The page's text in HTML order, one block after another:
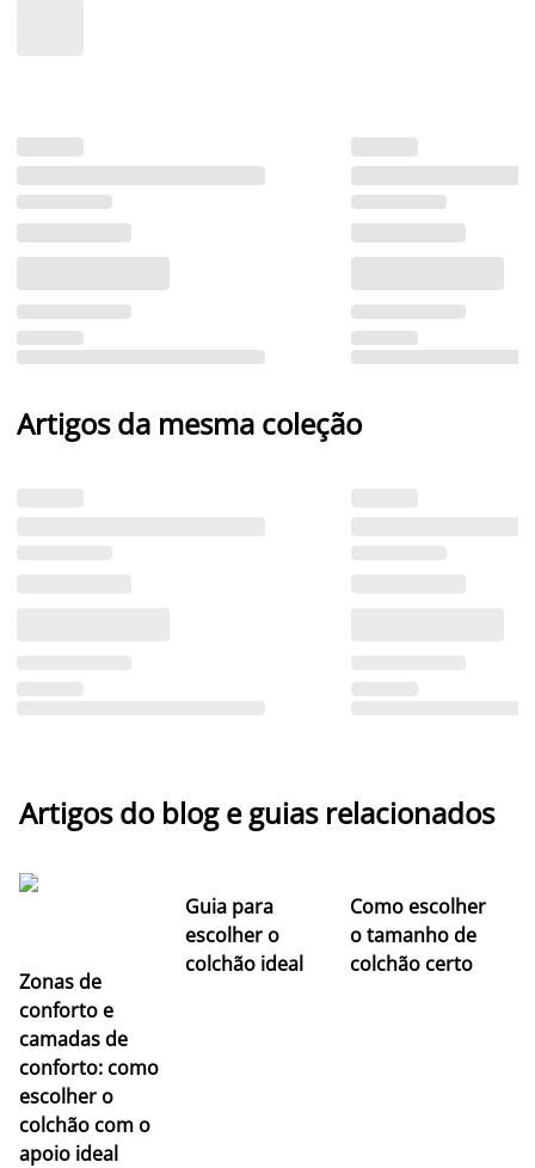
Artigos da mesma coleção
Artigos do blog e guias relacionados
Zonas de
conforto e
camadas de
conforto: como
escolher o
colchão com o
apoio ideal
Guia para
escolher o
colchão ideal
Como escolher
o tamanho de
colchão certo